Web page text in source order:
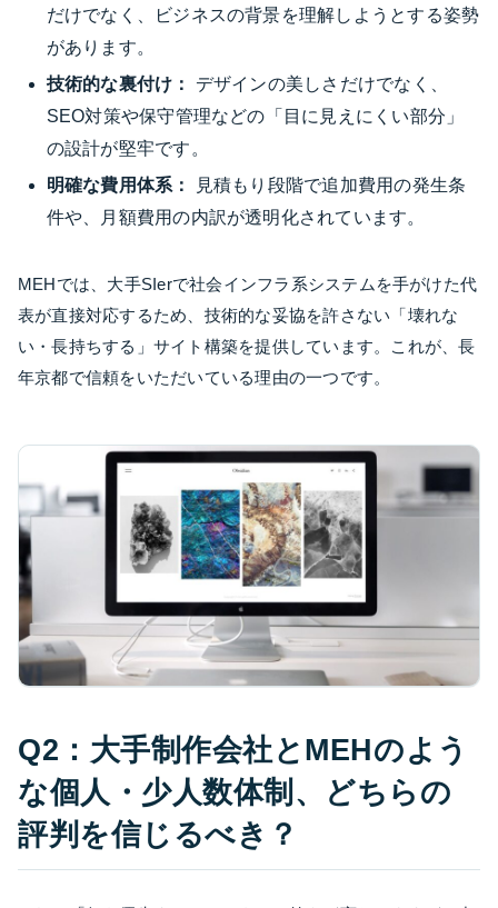
だけでなく、ビジネスの背景を理解しようとする姿勢
があります。
技術的な裏付け：
デザインの美しさだけでなく、
SEO対策や保守管理などの「目に見えにくい部分」
の設計が堅牢です。
明確な費用体系：
見積もり段階で追加費用の発生条
件や、月額費用の内訳が透明化されています。
MEHでは、大手SIerで社会インフラ系システムを手がけた代
表が直接対応するため、技術的な妥協を許さない「壊れな
い・長持ちする」サイト構築を提供しています。これが、長
年京都で信頼をいただいている理由の一つです。
Q2：大手制作会社とMEHのよう
な個人・少人数体制、どちらの
評判を信じるべき？